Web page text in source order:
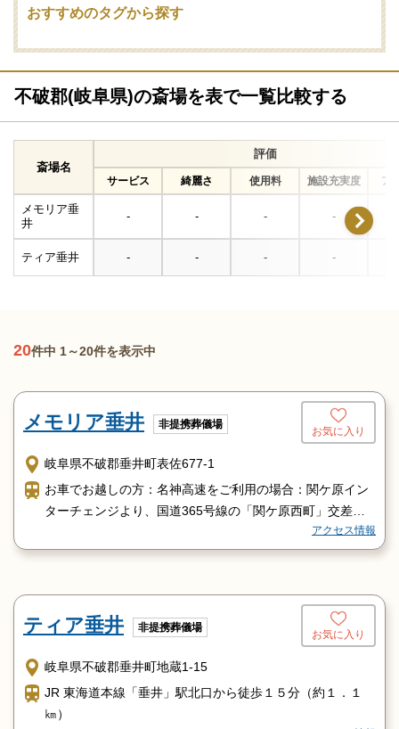
も解説
おすすめのタグから探す
不破郡(岐阜県)の斎場を表で一覧比較する
斎場名
評価
サービス 綺麗さ 使用料 施設充実度 ア
メモリア垂
井
- - - -
ティア垂井 - - - -
20件中 1～20件を表示中
メモリア垂井 非提携葬儀場
お気に入り
岐阜県不破郡垂井町表佐677-1
お車でお越しの方：名神高速をご利用の場合：関ケ原イン
ターチェンジより、国道365号線の「関ケ原西町」交差点
大垣方面からは、21号線を関ケ原方面へ。
合：タクシーで約7分
アクセス情報
ティア垂井 非提携葬儀場
お気に入り
岐阜県不破郡垂井町地蔵1-15
JR 東海道本線「垂井」駅北口から徒歩１５分（約１．１
㎞）